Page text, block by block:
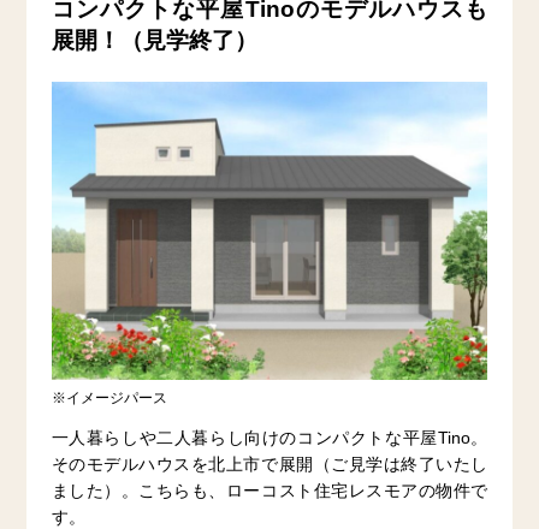
コンパクトな平屋Tinoのモデルハウスも
展開！（見学終了）
※イメージパース
一人暮らしや二人暮らし向けのコンパクトな平屋Tino。
そのモデルハウスを北上市で展開（ご見学は終了いたし
ました）。こちらも、ローコスト住宅レスモアの物件で
す。